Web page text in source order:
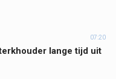
07:20
lange tijd uit